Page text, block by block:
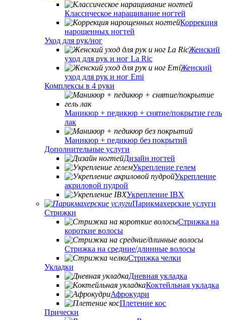
Классическое наращивание ногтей
Коррекция
нарощенных ногтей
Уход для рук/ног
Женский
уход для рук и ног La Ric
Женский
уход для рук и ног Emi
Комплексы в 4 руки
Маникюр + педикюр + снятие/покрытие гель
лак
Маникюр + педикюр без покрытий
Дополнительные услуги
Дизайн ногтей
Укрепление гелем
Укрепление
акриловой пудрой
Укрепление IBX
Парикмахерские услуги
Стрижки
Стрижка на
короткие волосы
Стрижка на средние/длинные волосы
Стрижка челки
Укладки
Дневная укладка
Коктейльная укладка
Афрокудри
Плетение кос
Прически